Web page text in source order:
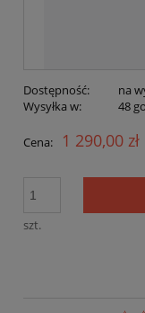
Dostępność:
na
Wysyłka w:
48
Cena: 1 290,00 zł
szt.